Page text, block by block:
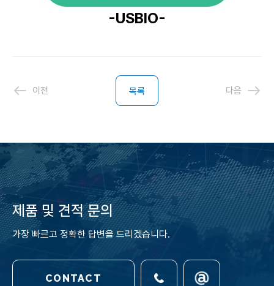
-USBIO-
이전 목록 다음
제품 및 견적 문의
가장 빠르고 정확한 답변을 드리겠습니다.
CONTACT